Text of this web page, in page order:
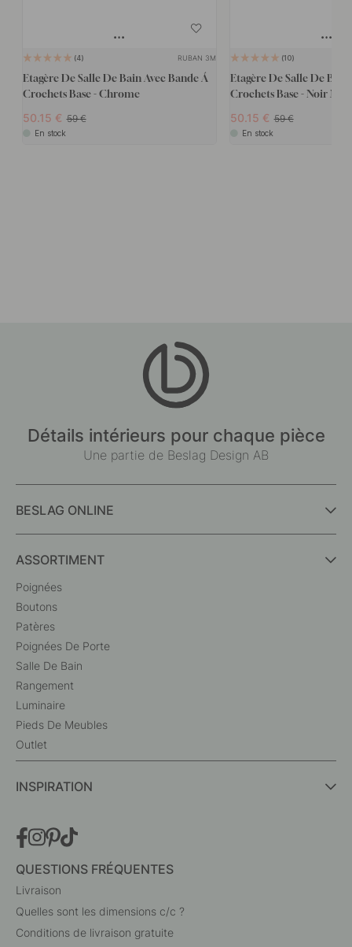
4 RUBAN 3M
Etagère De Salle De Bain Avec Bande Á
Crochets Base - Chrome
50.15 59
En stock
10
Etagère De Salle De Bain
Crochets Base - Noir Mat
50.15 59
En stock
Détails intérieurs pour chaque pièce
Une partie de Beslag Design AB
BESLAG ONLINE
ASSORTIMENT
Poignées
Boutons
Patères
Poignées De Porte
Salle De Bain
Rangement
Luminaire
Pieds De Meubles
Outlet
INSPIRATION
QUESTIONS FRÉQUENTES
Livraison
Quelles sont les dimensions c/c ?
Conditions de livraison gratuite